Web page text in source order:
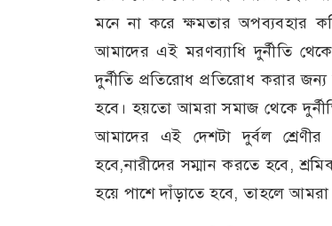
মনে না করে ক্ষমতার অপব্যবহার করি
আমাদের এই মরণব্যাধি দুর্নীতি
দুর্নীতি প্রতিরোধ প্রতিরোধ করার
হবে। হয়তো আমরা সমাজ থেকে
আমাদের এই দেশটা দুর্বল
হবে,নারীদের সম্মান করতে হবে,
হয়ে পাশে দাঁড়াতে হবে, তাহলে